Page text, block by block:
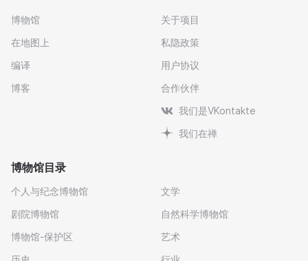
博物馆
在地图上
编译
博客
关于项目
私隐政策
用户协议
合作伙伴
我们是VKontakte
我们在禅
博物馆目录
个人与纪念博物馆
剧院博物馆
博物馆-保护区
文学
自然科学博物馆
艺术